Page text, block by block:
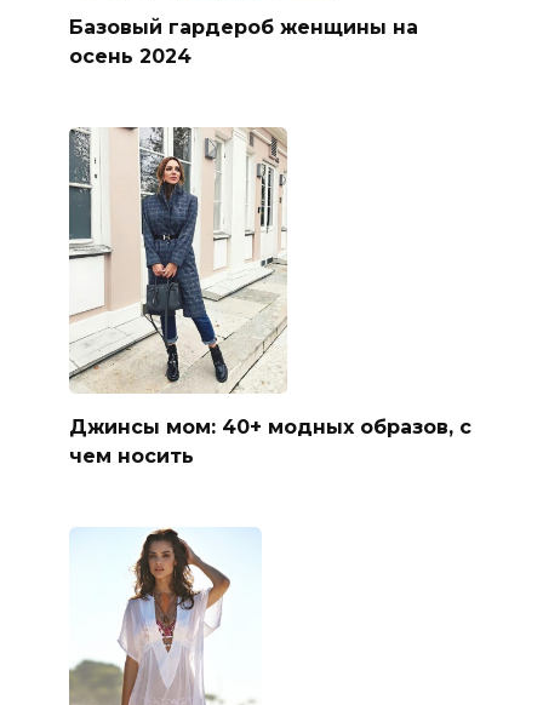
Базовый гардероб женщины на
осень 2024
Джинсы мом: 40+ модных образов, с
чем носить